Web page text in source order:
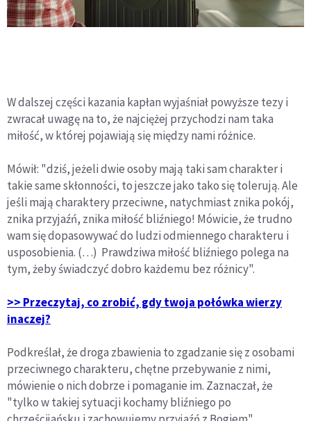
W dalszej części kazania kapłan wyjaśniał powyższe tezy i
zwracał uwagę na to, że najciężej przychodzi nam taka
miłość, w której pojawiają się między nami różnice.
Mówił: "dziś, jeżeli dwie osoby mają taki sam charakter i
takie same skłonności, to jeszcze jako tako się tolerują. Ale
jeśli mają charaktery przeciwne, natychmiast znika pokój,
znika przyjaźń, znika miłość bliźniego! Mówicie, że trudno
wam się dopasowywać do ludzi odmiennego charakteru i
usposobienia. (…) Prawdziwa miłość bliźniego polega na
tym, żeby świadczyć dobro każdemu bez różnicy".
>> Przeczytaj, co zrobić, gdy twoja połówka wierzy
inaczej?
Podkreślał, że droga zbawienia to zgadzanie się z osobami
przeciwnego charakteru, chętne przebywanie z nimi,
mówienie o nich dobrze i pomaganie im. Zaznaczał, że
"tylko w takiej sytuacji kochamy bliźniego po